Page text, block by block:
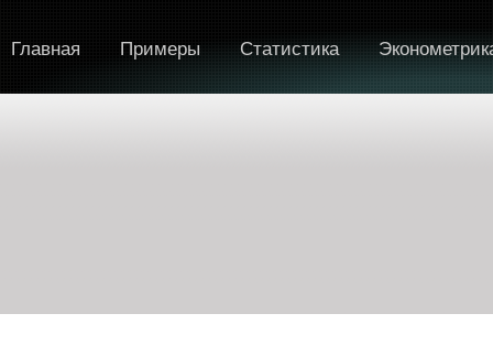
Главная Примеры Статистика